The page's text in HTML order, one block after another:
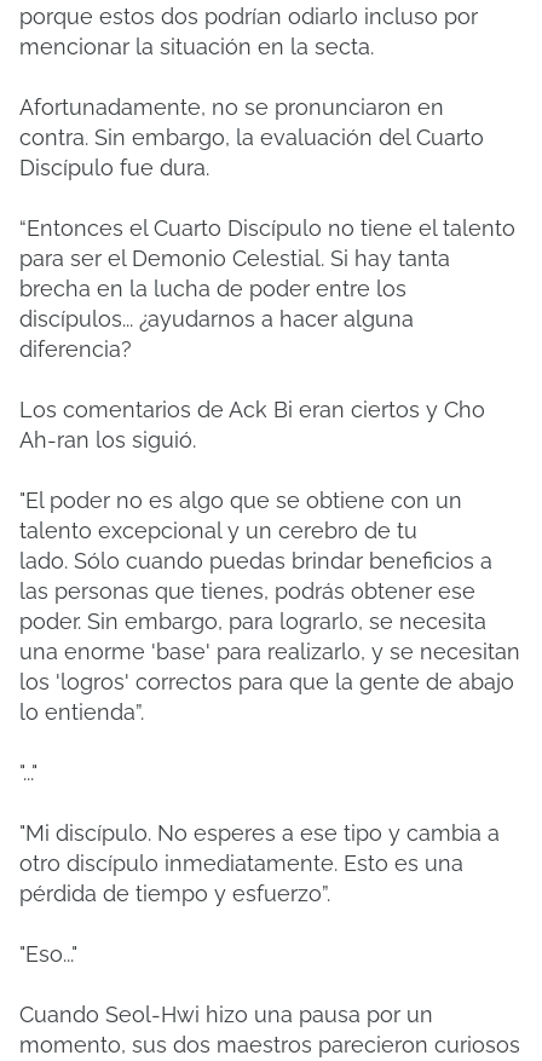
porque estos dos podrían odiarlo incluso por
mencionar la situación en la secta.
Afortunadamente, no se pronunciaron en
contra. Sin embargo, la evaluación del Cuarto
Discípulo fue dura.
“Entonces el Cuarto Discípulo no tiene el talento
para ser el Demonio Celestial. Si hay tanta
brecha en la lucha de poder entre los
discípulos... ¿ayudarnos a hacer alguna
diferencia?
Los comentarios de Ack Bi eran ciertos y Cho
Ah-ran los siguió.
"El poder no es algo que se obtiene con un
talento excepcional y un cerebro de tu
lado. Sólo cuando puedas brindar beneficios a
las personas que tienes, podrás obtener ese
poder. Sin embargo, para lograrlo, se necesita
una enorme 'base' para realizarlo, y se necesitan
los 'logros' correctos para que la gente de abajo
lo entienda”.
"..."
"Mi discípulo. No esperes a ese tipo y cambia a
otro discípulo inmediatamente. Esto es una
pérdida de tiempo y esfuerzo”.
"Eso..."
Cuando Seol-Hwi hizo una pausa por un
momento, sus dos maestros parecieron curiosos